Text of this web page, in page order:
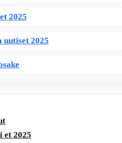
2025
uutiset 2025
et 2025